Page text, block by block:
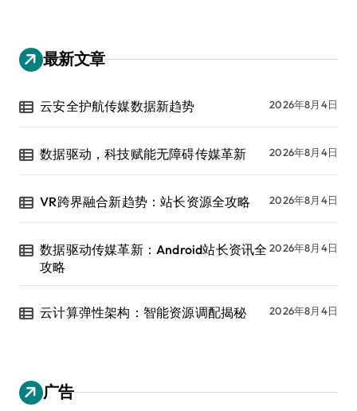
最新文章
云安全护航传媒数据新趋势 2026年8月4日
数据驱动，科技赋能无障碍传媒革新 2026年8月4日
VR跨界融合新趋势：站长资源全攻略 2026年8月4日
数据驱动传媒革新：Android站长资讯全
攻略
2026年8月4日
云计算弹性架构：智能资源调配揭秘 2026年8月4日
广告